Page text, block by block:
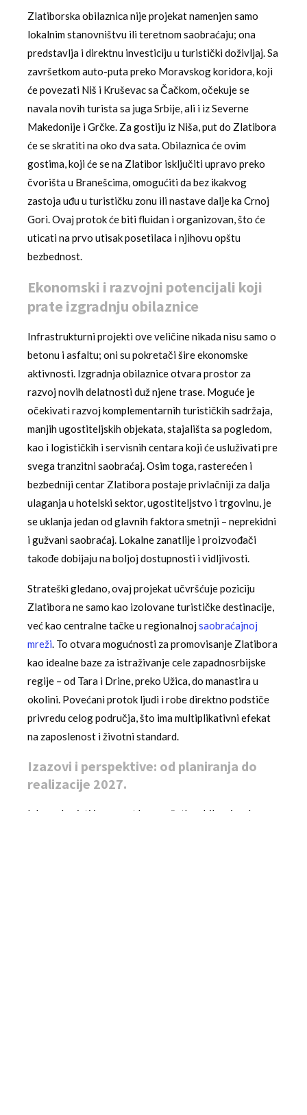
Zlatiborska obilaznica nije projekat namenjen samo
lokalnim stanovništvu ili teretnom saobraćaju; ona
predstavlja i direktnu investiciju u turistički doživljaj. Sa
završetkom auto-puta preko Moravskog koridora, koji
će povezati Niš i Kruševac sa Čačkom, očekuje se
navala novih turista sa juga Srbije, ali i iz Severne
Makedonije i Grčke. Za gostiju iz Niša, put do Zlatibora
će se skratiti na oko dva sata. Obilaznica će ovim
gostima, koji će se na Zlatibor isključiti upravo preko
čvorišta u Branešcima, omogućiti da bez ikakvog
zastoja uđu u turističku zonu ili nastave dalje ka Crnoj
Gori. Ovaj protok će biti fluidan i organizovan, što će
uticati na prvo utisak posetilaca i njihovu opštu
bezbednost.
Ekonomski i razvojni potencijali koji
prate izgradnju obilaznice
Infrastrukturni projekti ove veličine nikada nisu samo o
betonu i asfaltu; oni su pokretači šire ekonomske
aktivnosti. Izgradnja obilaznice otvara prostor za
razvoj novih delatnosti duž njene trase. Moguće je
očekivati razvoj komplementarnih turističkih sadržaja,
manjih ugostiteljskih objekata, stajališta sa pogledom,
kao i logističkih i servisnih centara koji će usluživati pre
svega tranzitni saobraćaj. Osim toga, rasterećen i
bezbedniji centar Zlatibora postaje privlačniji za dalja
ulaganja u hotelski sektor, ugostiteljstvo i trgovinu, je
se uklanja jedan od glavnih faktora smetnji – neprekidni
i gužvani saobraćaj. Lokalne zanatlije i proizvođači
takođe dobijaju na boljoj dostupnosti i vidljivosti.
Strateški gledano, ovaj projekat učvršćuje poziciju
Zlatibora ne samo kao izolovane turističke destinacije,
već kao centralne tačke u regionalnojsaobraćajnoj
mreži. To otvara mogućnosti za promovisanje Zlatibora
kao idealne baze za istraživanje cele zapadnosrbijske
regije – od Tara i Drine, preko Užica, do manastira u
okolini. Povećani protok ljudi i robe direktno podstiče
privredu celog područja, što ima multiplikativni efekat
na zaposlenost i životni standard.
Izazovi i perspektive: od planiranja do
realizacije 2027.
Iako su koristi jasne, put ka završetku obilaznice do